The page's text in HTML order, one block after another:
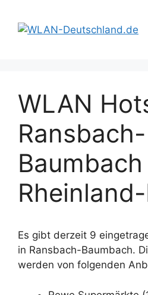
Inhalt
springen
WLAN
Ransbach-
Baumbach
Es gibt derzeit 9
in Ransbach-Baumbach.
werden von folgenden